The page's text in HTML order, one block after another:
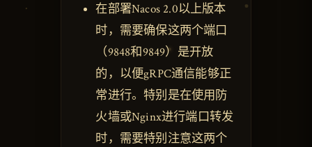
在部署Nacos 2.0以上版本
时，需要确保这两个端口
（9848和9849）是开放
的，以便gRPC通信能够正
常进行。特别是在使用防
火墙或Nginx进行端口转发
时，需要特别注意这两个